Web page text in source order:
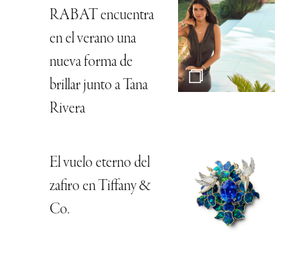
RABAT encuentra
en el verano una
nueva forma de
brillar junto a Tana
Rivera
El vuelo eterno del
zafiro en Tiffany &
Co.